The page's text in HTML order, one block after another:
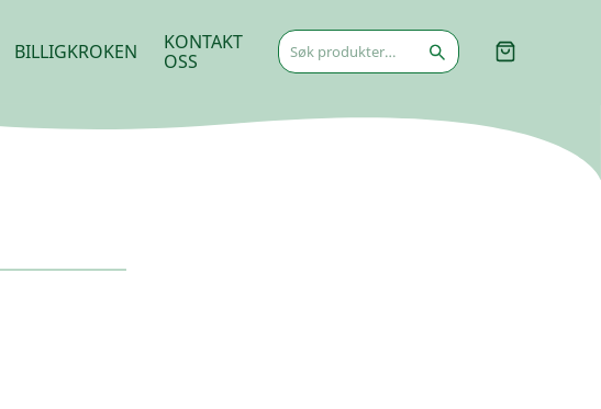
BILLIGKROKEN
KONTAKT
OSS
Søk
etter: